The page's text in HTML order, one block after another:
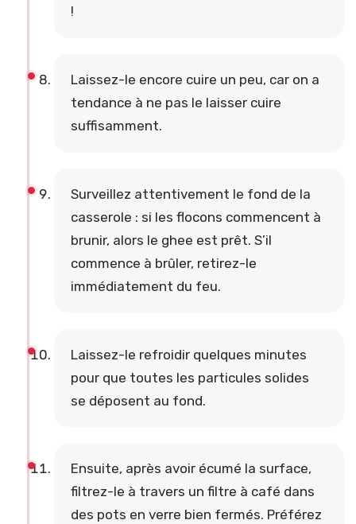
!
Laissez-le encore cuire un peu, car on a
tendance à ne pas le laisser cuire
suffisamment.
Surveillez attentivement le fond de la
casserole : si les flocons commencent à
brunir, alors le ghee est prêt. S’il
commence à brûler, retirez-le
immédiatement du feu.
Laissez-le refroidir quelques minutes
pour que toutes les particules solides
se déposent au fond.
Ensuite, après avoir écumé la surface,
filtrez-le à travers un filtre à café dans
des pots en verre bien fermés. Préférez